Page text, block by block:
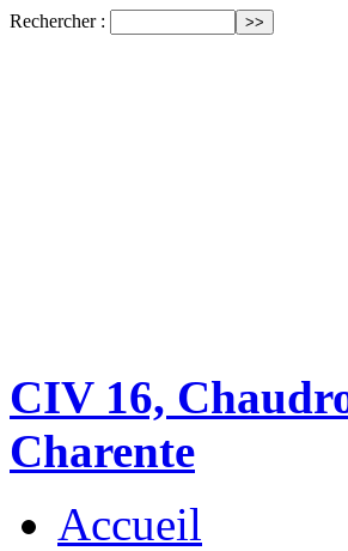
Rechercher :
CIV 16,
Charente
Accueil